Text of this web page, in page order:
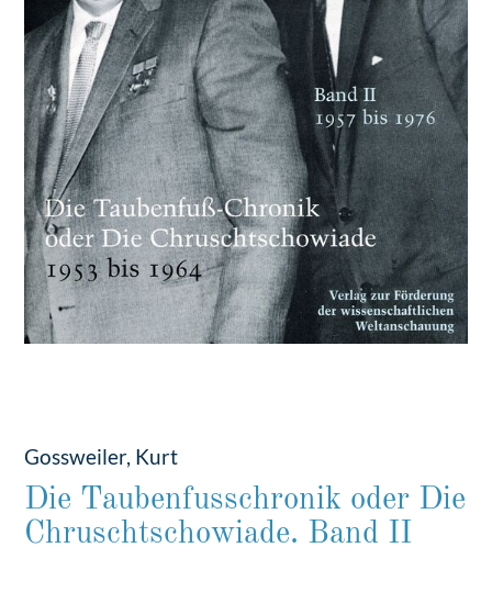
Gossweiler, Kurt
Die Taubenfusschronik oder Die
Chruschtschowiade. Band II